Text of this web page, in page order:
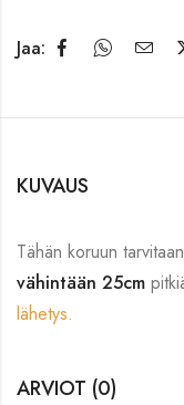
Jaa:
KUVAUS
Tähän koruun
vähintään 25cm
lähetys.
ARVIOT (0)